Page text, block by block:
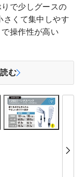
で少しグースの
さくて集中しやす
操作性が高い
む